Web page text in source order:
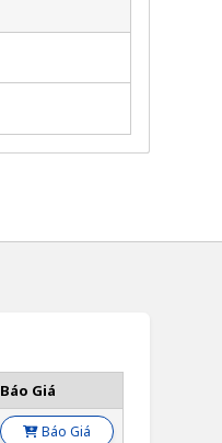
Báo Giá
Báo Giá